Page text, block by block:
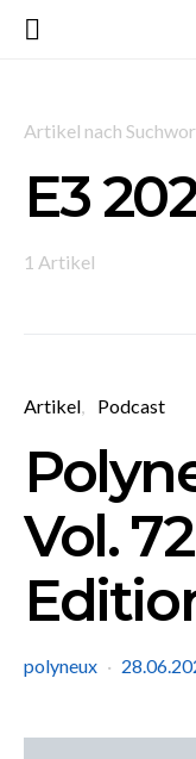
Artikel nach
E3
1 Artikel
Artikel Podcast
Vol.
polyneux